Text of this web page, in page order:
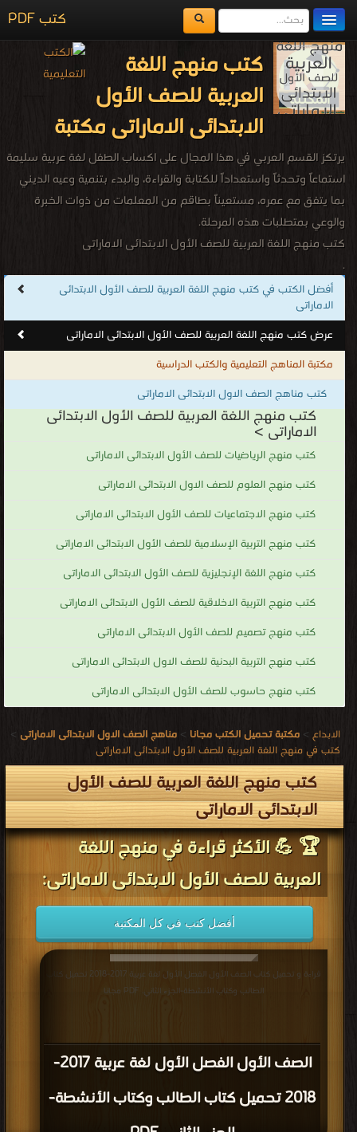
كتب PDF
مكتبة الكتب
المكتبات
يُقرأ حالياً
اضف كتاب
كتب منهج اللغة
العربية للصف الأول
الابتدائى الاماراتى مكتبة
يرتكز القسم العربي في هذا المجال على اكساب الطفل لغة عربية سليمة
استماعاً وتحدثاً واستعداداً للكتابة والقراءة، والبدء بتنمية وعيه الديني
بما يتفق مع عمره، مستعيناً بطاقم من المعلمات من ذوات الخبرة
والوعي بمتطلبات هذه المرحلة.
كتب منهج اللغة العربية للصف الأول الابتدائى الاماراتى
.
أفضل الكتب في كتب منهج اللغة العربية للصف الأول الابتدائى
الاماراتى
عرض كتب منهج اللغة العربية للصف الأول الابتدائى الاماراتى
مكتبة المناهج التعليمية والكتب الدراسية
كتب مناهج الصف الاول الابتدائى الاماراتى
كتب منهج اللغة العربية للصف الأول الابتدائى
الاماراتى >
كتب منهج الرياضيات للصف الأول الابتدائى الاماراتى
كتب منهج العلوم للصف الاول الابتدائى الاماراتى
كتب منهج الاجتماعيات للصف الأول الابتدائى الاماراتى
كتب منهج التربية الإسلامية للصف الأول الابتدائى الاماراتى
كتب منهج اللغة الإنجليزية للصف الأول الابتدائى الاماراتى
كتب منهج التربية الاخلاقية للصف الأول الابتدائى الاماراتى
كتب منهج تصميم للصف الأول الابتدائى الاماراتى
كتب منهج التربية البدنية للصف الاول الابتدائى الاماراتى
كتب منهج حاسوب للصف الأول الابتدائى الاماراتى
الابداع > مكتبة تحميل الكتب مجانا > مناهج الصف الاول الابتدائى الاماراتى >
كتب في منهج اللغة العربية للصف الأول الابتدائى الاماراتى
كتب منهج اللغة العربية للصف الأول
الابتدائى الاماراتى
🏆 💪 الأكثر قراءة في منهج اللغة
العربية للصف الأول الابتدائى الاماراتى:
أفضل كتب في كل المكتبة
الصف الأول الفصل الأول لغة عربية 2017-
2018 تحميل كتاب الطالب وكتاب الأنشطة-
قراءة و تحميل كتاب الصف الأول الفصل الأول لغة عربية 2017-2018 تحميل كتاب
الطالب وكتاب الأنشطة-الجزء الثاني. PDF مجانا